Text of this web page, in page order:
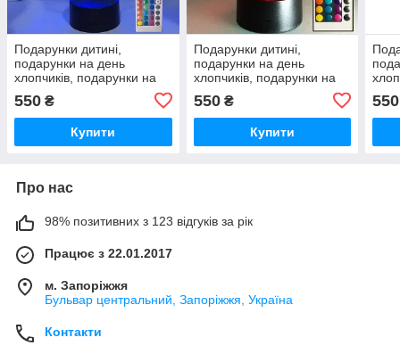
Подарунки дитині,
подарунки на день
хлопчиків, подарунки на
хлопчикові, подарунки на
дри хлопчику
550 ₴
Купити
Подарунки дитині,
подарунки на день
хлопчиків, подарунки на
хлопчикові, подарунки на
дри хлопчику
550₴
Купити
дри
550
Про нас
98% позитивних з 123 відгуків за рік
Працює з 22.01.2017
м. Запоріжжя
Бульвар центральний, Запоріжжя, Україна
Контакти